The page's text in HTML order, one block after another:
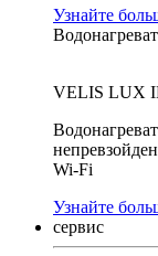
Узнайте
VELIS LUX
Wi-Fi
Узнайте
сервис